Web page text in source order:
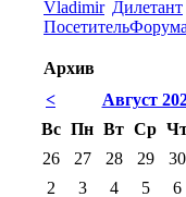
Vladimir Дилетант
ПосетительФорума
Архив
<
Август
Вс Пн Вт Ср
26
27 28 29 30
2
3 4 5 6